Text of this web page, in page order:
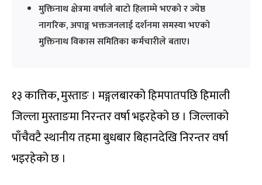
मुक्तिनाथ क्षेत्रमा वर्षाले बाटो हिलाम्मे भएको र ज्येष्ठ
नागरिक, अपाङ्ग भक्तजनलाई दर्शनमा समस्या भएको
मुक्तिनाथ विकास समितिका कर्मचारीले बताए।
१३ कात्तिक, मुस्ताङ । मङ्गलबारको हिमपातपछि हिमाली
जिल्ला मुस्ताङमा निरन्तर वर्षा भइरहेको छ । जिल्लाको
पाँचैवटै स्थानीय तहमा बुधबार बिहानदेखि निरन्तर वर्षा
भइरहेको छ ।